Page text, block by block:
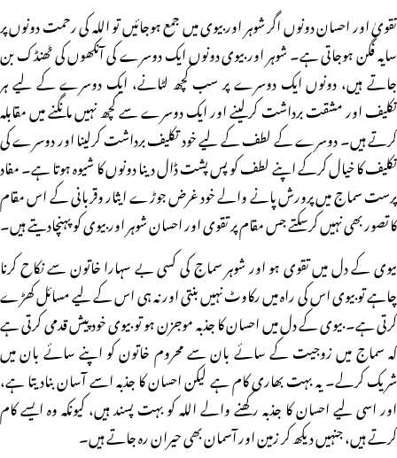
تقویٰ اور احسان دونوں اگر شوہر اور بیوی میں جمع ہوجائیں تو اللہ کی رحمت دونوں پر
سایہ فگن ہوجاتی ہے۔ شوہر اور بیوی دونوں ایک دوسرے کی آنکھوں کی ٹھنڈک بن
جاتے ہیں، دونوں ایک دوسرے پر سب کچھ لٹانے، ایک دوسرے کے لیے ہر
تکلیف اور مشقت برداشت کرلینے اور ایک دوسرے سے کچھ نہیں مانگنے میں مقابلہ
کرتے ہیں۔ دوسرے کے لطف کے لیے خود تکلیف برداشت کرلینا اور دوسرے کی
تکلیف کا خیال کرکے اپنے لطف کو پس پشت ڈال دینا دونوں کا شیوہ ہوتا ہے۔ مفاد
پرست سماج میں پرورش پانے والے خود غرض جوڑے ایثار وقربانی کے اس مقام
کا تصور بھی نہیں کرسکتے جس مقام پر تقوی اور احسان شوہر اور بیوی کو پہنچادیتے ہیں۔
بیوی کے دل میں تقوی ہو اور شوہر سماج کی کسی بے سہارا خاتون سے نکاح کرنا
چاہے تو بیوی اس کی راہ میں رکاوٹ نہیں بنتی اور نہ ہی اس کے لیے مسائل کھڑے
کرتی ہے۔ بیوی کے دل میں احسان کا جذبہ موجزن ہو تو بیوی خود پیش قدمی کرتی ہے
کہ سماج میں زوجیت کے سائے بان سے محروم خاتون کو اپنے سائے بان میں
شریک کرلے۔ یہ بہت بھاری کام ہے لیکن احسان کا جذبہ اسے آسان بنادیتا ہے،
اور اسی لیے احسان کا جذبہ رکھنے والے اللہ کو بہت پسند ہیں، کیونکہ وہ ایسے کام
کرتے ہیں، جنہیں دیکھ کر زمین اور آسمان بھی حیران رہ جاتے ہیں۔